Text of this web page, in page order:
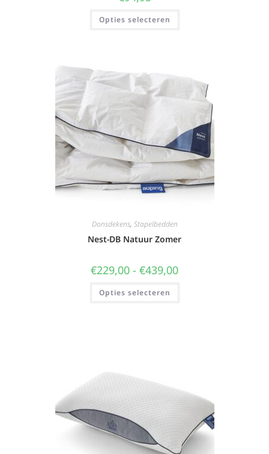
Opties selecteren
Donsdekens, Stapelbedden
Nest-DB Natuur Zomer
€229,00 - €439,00
Opties selecteren